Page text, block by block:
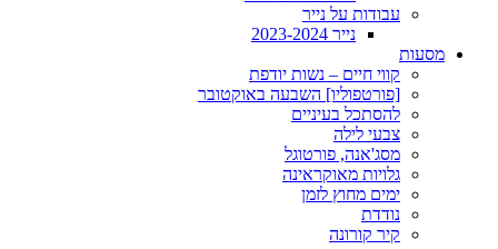
עבודות על נייר
נייר 2023-2024
מסעות
קווי חיים – נשות יודפת
[פורטפוליו] השבעה באוקטובר
להסתכל בעיניים
צבעי לילה
מסג'אנה, פורטוגל
גלויות מאוקראינה
ימים מחוץ לזמן
נודדת
קיר קורונה